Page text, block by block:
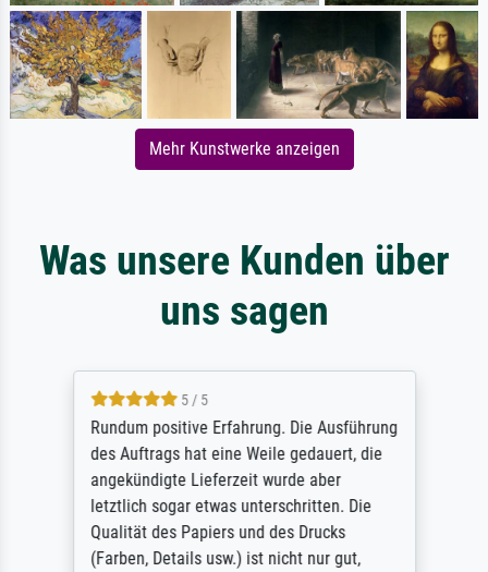
Mehr Kunstwerke anzeigen
Was unsere Kunden über
uns sagen
5 / 5
Rundum positive Erfahrung. Die Ausführung
des Auftrags hat eine Weile gedauert, die
angekündigte Lieferzeit wurde aber
letztlich sogar etwas unterschritten. Die
Qualität des Papiers und des Drucks
(Farben, Details usw.) ist nicht nur gut,